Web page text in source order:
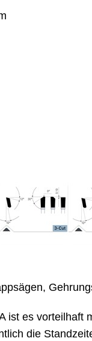
ist es vorteilhaft
die